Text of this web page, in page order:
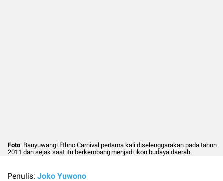
Foto: Banyuwangi Ethno Carnival pertama kali diselenggarakan pada tahun
2011 dan sejak saat itu berkembang menjadi ikon budaya daerah.
Penulis: Joko Yuwono